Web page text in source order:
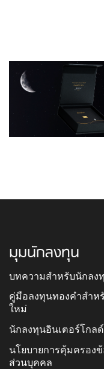
มุมนักลงทุน
บทความสำหรับนักลง
คู่มือลงทุนทองคำสำห
ใหม่
นักลงทุนอินเตอร์โกลด์
นโยบายการคุ้มครอง
ส่วนบุคคล